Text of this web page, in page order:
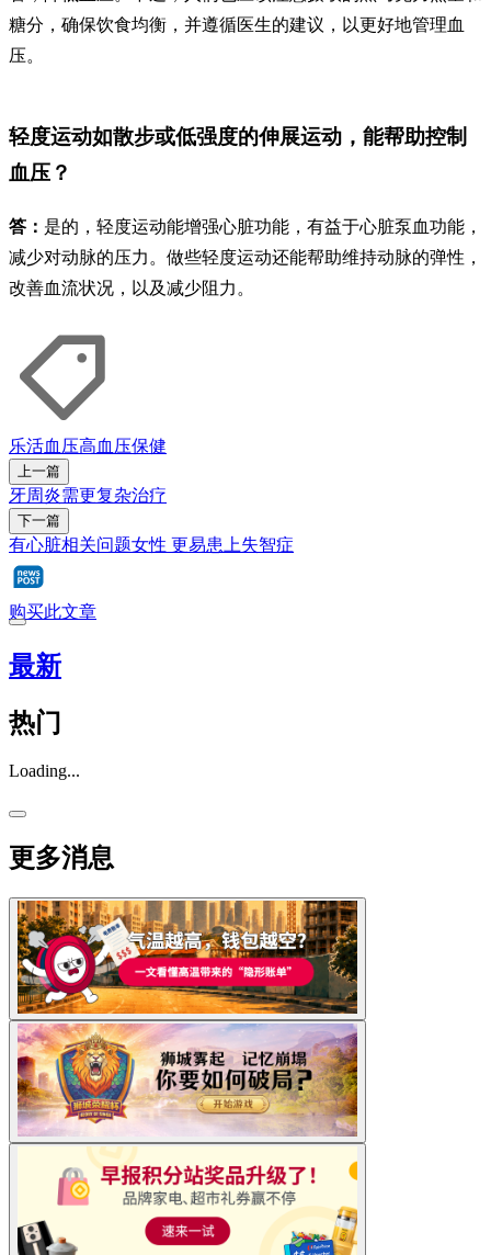
糖分，确保饮食均衡，并遵循医生的建议，以更好地管理血
压。
轻度运动如散步或低强度的伸展运动，能帮助控制
血压？
答： 是的，轻度运动能增强心脏功能，有益于心脏泵血功能，
减少对动脉的压力。做些轻度运动还能帮助维持动脉的弹性，
改善血流状况，以及减少阻力。
乐活血压高血压保健
上一篇
牙周炎需更复杂治疗
下一篇
有心脏相关问题女性 更易患上失智症
购买此文章
最新
热门
Loading...
更多消息